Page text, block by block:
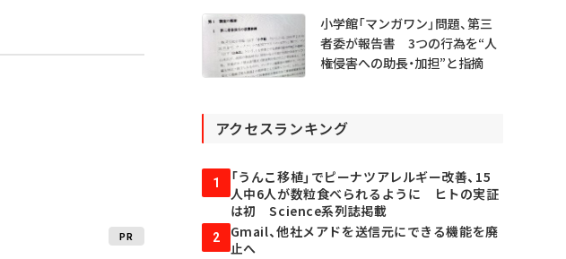
PR
小学館「マンガワン」問題、第三
者委が報告書 3つの行為を“人
権侵害への助長・加担”と指摘
アクセスランキング
1
「うんこ移植」でピーナツアレルギー改善、15
人中6人が数粒食べられるように ヒトの実証
は初 Science系列誌掲載
2
Gmail、他社メアドを送信元にできる機能を廃
止へ